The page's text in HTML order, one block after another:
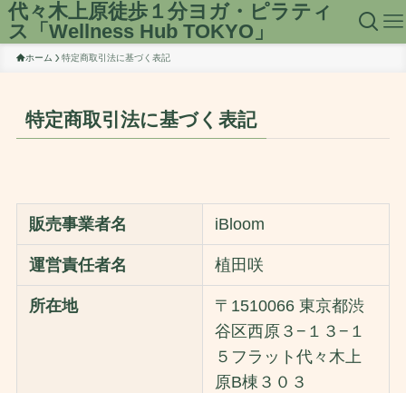
代々木上原徒歩１分ヨガ・ピラティ
ス「Wellness Hub TOKYO」
ホーム 特定商取引法に基づく表記
特定商取引法に基づく表記
販売事業者名 iBloom
運営責任者名 植田咲
所在地
〒1510066 東京都渋
谷区西原３−１３−１
５フラット代々木上
原B棟３０３